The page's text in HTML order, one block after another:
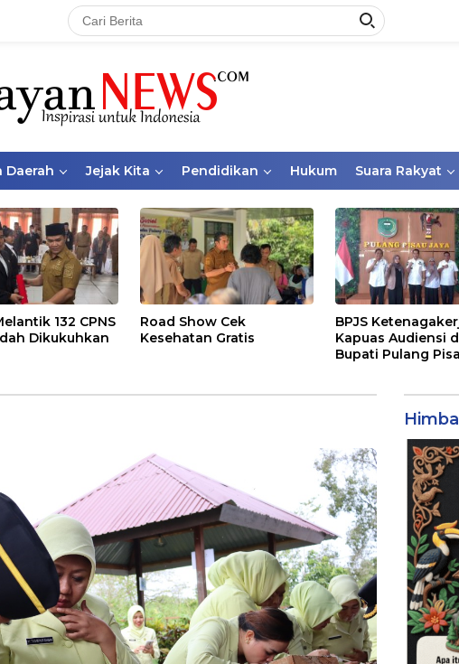
Daerah Jejak Kita Pendidikan Hukum Suara Rakyat
132 CPNS
Dikukuhkan
Road Show Cek
Kesehatan Gratis
BPJS
Kapuas Audiensi
Bupati Pulang